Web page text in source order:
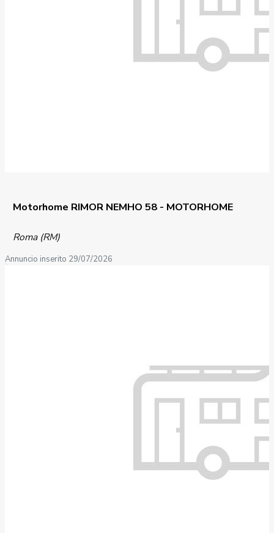
Motorhome RIMOR NEMHO 58 - MOTORHOME
Roma (RM)
Annuncio inserito 29/07/2026